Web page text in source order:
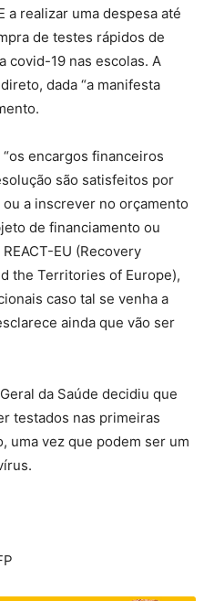
a realizar uma despesa até
de testes rápidos de
covid-19 nas escolas. A
dada “a manifesta
encargos financeiros
são satisfeitos por
a inscrever no orçamento
de financiamento ou
EU (Recovery
the Territories of Europe),
caso tal se venha a
ainda que vão ser
da Saúde decidiu que
testados nas primeiras
uma vez que podem ser um